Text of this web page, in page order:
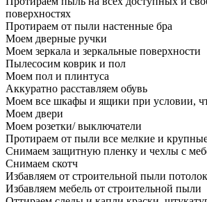
поверхностях
Протираем от пыли настенные бра
Моем дверные ручки
Моем зеркала и зеркальные поверхности
Пылесосим коврик и пол
Моем пол и плинтуса
Аккуратно расставляем обувь
Моем все шкафы и ящики при условии,
Моем двери
Моем розетки/ выключатели
Протираем от пыли все мелкие и
Снимаем защитную пленку и чехлы с
Снимаем скотч
Избавляем от строительной пыли
Избавляем мебель от строительной пыли